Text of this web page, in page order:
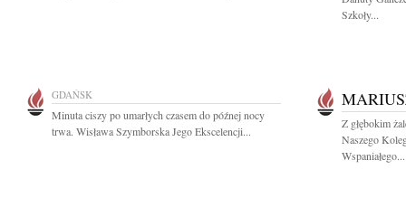
Szkoły...
GDAŃSK
Minuta ciszy po umarłych czasem do późnej nocy
trwa. Wisława Szymborska Jego Ekscelencji...
Z głębokim
Naszego
Wspaniałego...